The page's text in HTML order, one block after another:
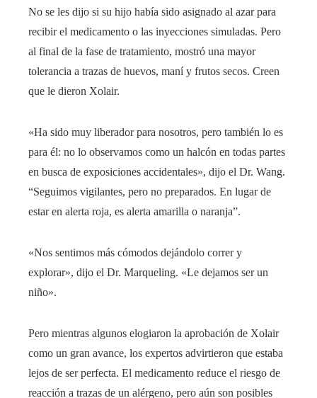
No se les dijo si su hijo había sido asignado al azar para
recibir el medicamento o las inyecciones simuladas. Pero
al final de la fase de tratamiento, mostró una mayor
tolerancia a trazas de huevos, maní y frutos secos. Creen
que le dieron Xolair.
«Ha sido muy liberador para nosotros, pero también lo es
para él: no lo observamos como un halcón en todas partes
en busca de exposiciones accidentales», dijo el Dr. Wang.
“Seguimos vigilantes, pero no preparados. En lugar de
estar en alerta roja, es alerta amarilla o naranja”.
«Nos sentimos más cómodos dejándolo correr y
explorar», dijo el Dr. Marqueling. «Le dejamos ser un
niño».
Pero mientras algunos elogiaron la aprobación de Xolair
como un gran avance, los expertos advirtieron que estaba
lejos de ser perfecta. El medicamento reduce el riesgo de
reacción a trazas de un alérgeno, pero aún son posibles